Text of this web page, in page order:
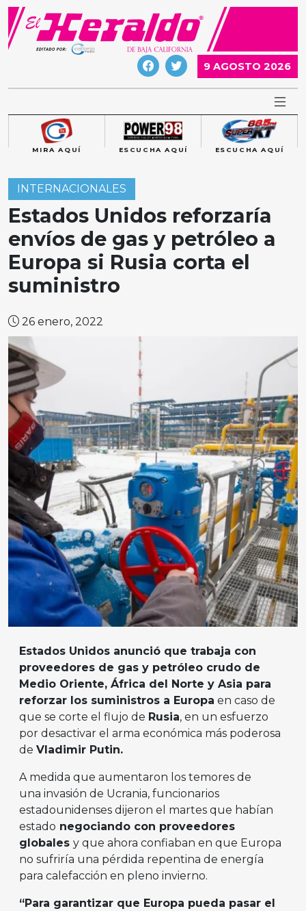
Skip
content
9 AGOSTO 2026
MIRA AQUÍ ESCUCHA AQUÍ ESCUCHA AQUÍ
INTERNACIONALES
Estados Unidos reforzaría
envíos de gas y petróleo a
Europa si Rusia corta el
suministro
26 enero, 2022
Estados Unidos anunció que trabaja con
proveedores de gas y petróleo crudo de
Medio Oriente, África del Norte y Asia para
reforzar los suministros a Europa en caso de
que se corte el flujo de Rusia, en un esfuerzo
por desactivar el arma económica más poderosa
de Vladimir Putin.
A medida que aumentaron los temores de
una invasión de Ucrania, funcionarios
estadounidenses dijeron el martes que habían
estado negociando con proveedores
globales y que ahora confiaban en que Europa
no sufriría una pérdida repentina de energía
para calefacción en pleno invierno.
“Para garantizar que Europa pueda pasar el